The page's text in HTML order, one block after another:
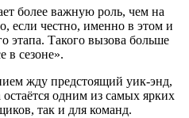
более важную роль, чем на
если честно, именно в этом и
этапа. Такого вызова больше
в сезоне».
жду предстоящий уик-энд,
одним из самых ярких
так и для команд.